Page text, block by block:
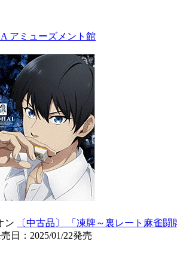
アミューズメント館
ン
〔中古品〕 「凍牌～裏レート麻雀闘
日：2025/01/22発売